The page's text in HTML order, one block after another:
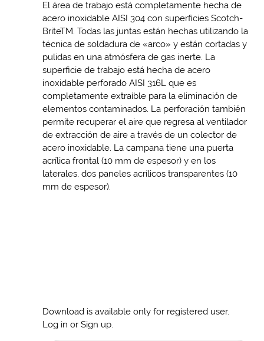
El área de trabajo está completamente hecha de
acero inoxidable AISI 304 con superficies Scotch-
BriteTM. Todas las juntas están hechas utilizando la
técnica de soldadura de «arco» y están cortadas y
pulidas en una atmósfera de gas inerte. La
superficie de trabajo está hecha de acero
inoxidable perforado AISI 316L que es
completamente extraíble para la eliminación de
elementos contaminados. La perforación también
permite recuperar el aire que regresa al ventilador
de extracción de aire a través de un colector de
acero inoxidable. La campana tiene una puerta
acrílica frontal (10 mm de espesor) y en los
laterales, dos paneles acrílicos transparentes (10
mm de espesor).
Download is available only for registered user.
Log in or Sign up.